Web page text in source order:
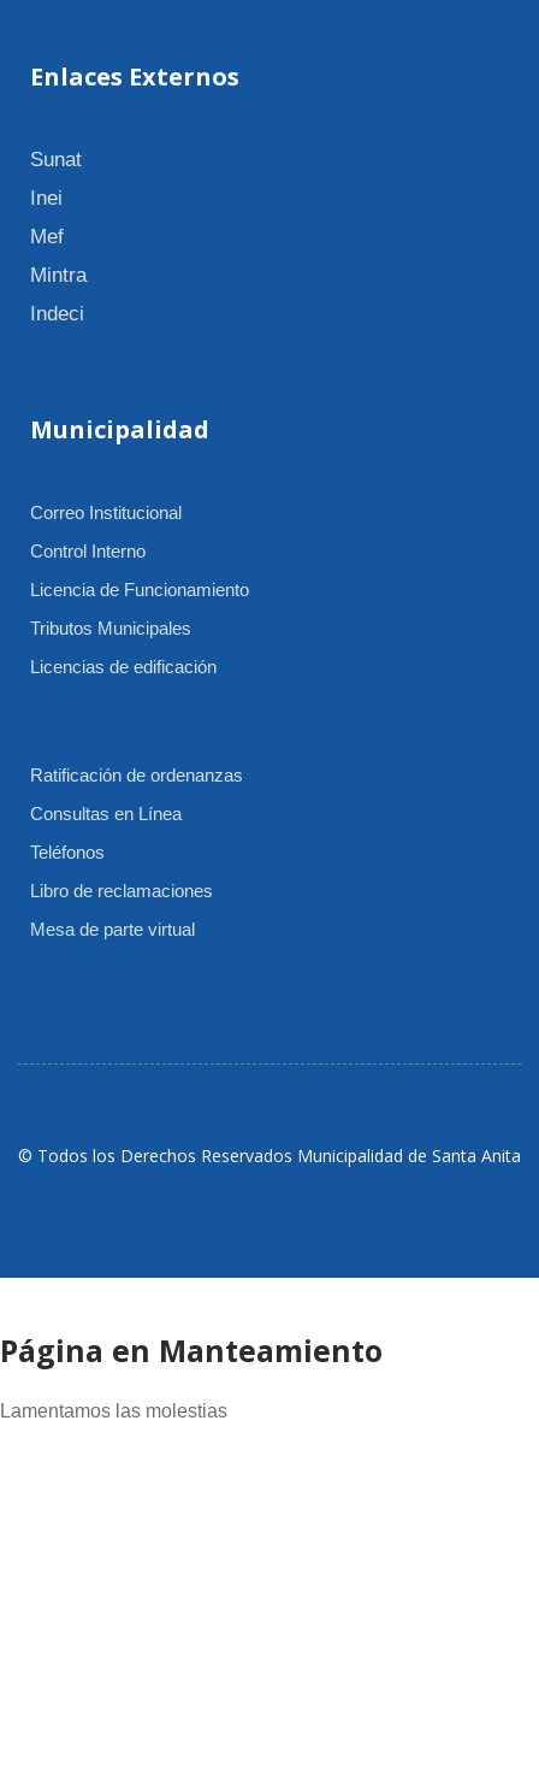
Enlaces Externos
Sunat
Inei
Mef
Mintra
Indeci
Municipalidad
Correo Institucional
Control Interno
Licencia de Funcionamiento
Tributos Municipales
Licencias de edificación
Ratificación de ordenanzas
Consultas en Línea
Teléfonos
Libro de reclamaciones
Mesa de parte virtual
© Todos los Derechos Reservados Municipalidad de Santa Anita
Página en Manteamiento
Lamentamos las molestias